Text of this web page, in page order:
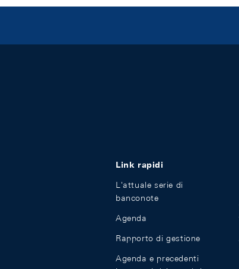
Link rapidi
L'attuale serie di
banconote
Agenda
Rapporto di gestione
Agenda e precedenti